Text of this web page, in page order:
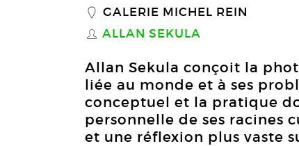
_ GALERIE MICHEL REIN
S ALLAN SEKULA
Allan Sekula conçoit la
liée au monde et à ses
conceptuel et la pratique
personnelle de ses racines
et une réflexion plus vaste